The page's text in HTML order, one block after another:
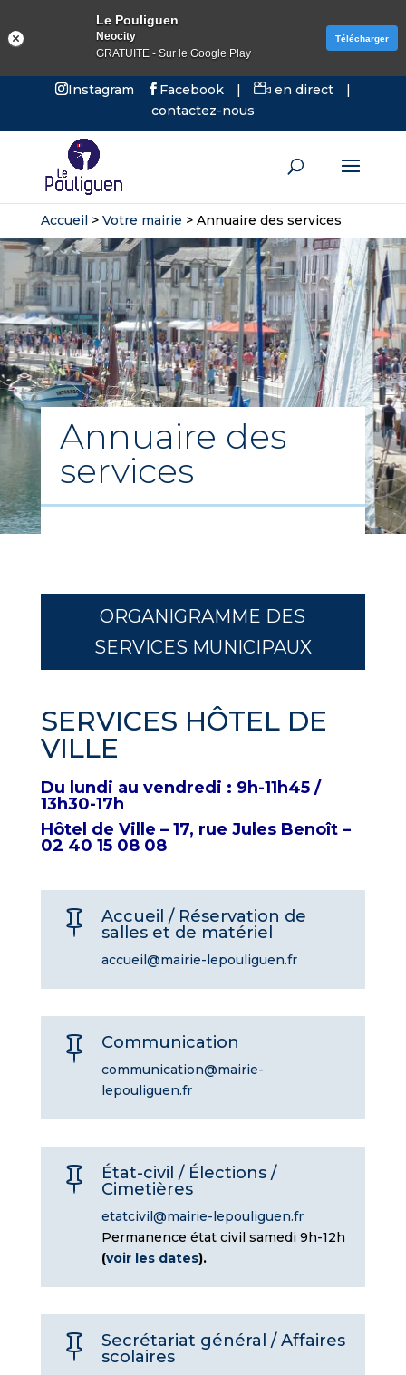
Instagram Facebook | en direct
|
contactez-nous
Accueil> Votre mairie > Annuaire des services
Annuaire des
services
ORGANIGRAMME DES
SERVICES MUNICIPAUX
SERVICES HÔTEL DE
VILLE
Du lundi au vendredi : 9h-11h45 /
13h30-17h
Hôtel de Ville – 17, rue Jules Benoît –
02 40 15 08 08

Accueil / Réservation de
salles et de matériel
accueil@mairie-lepouliguen.fr
 Communication
communication@mairie-
lepouliguen.fr

État-civil / Élections /
Cimetières
etatcivil@mairie-lepouliguen.fr
Permanence état civil samedi 9h-12h
(voir les dates).

Secrétariat général / Affaires
scolaires
Le Pouliguen
Neocity
GRATUITE - Sur le Google Play
Télécharger